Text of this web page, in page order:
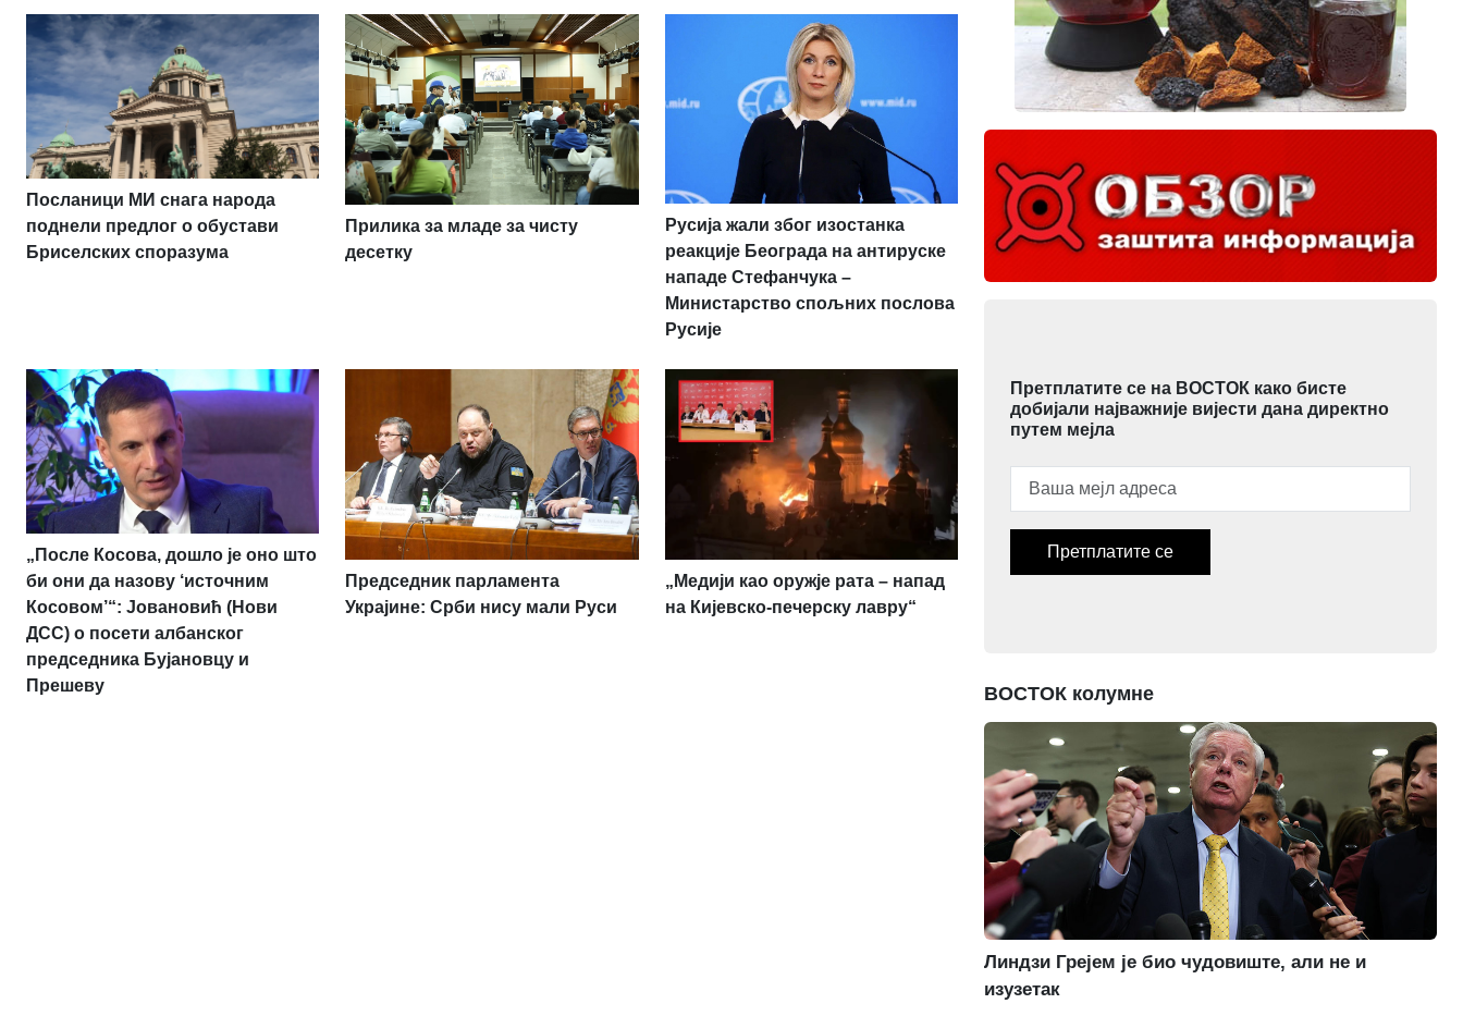
Посланици МИ снага народа
поднели предлог о обустави
Бриселских споразума
Прилика за младе за чисту
десетку
Русија жали због изостанка
реакције Београда на антируске
нападе Стефанчука –
Министарство спољних послова
Русије
„После Косова, дошло је оно што
би они да назову ‘источним
Косовом’“: Јовановић (Нови
ДСС) о посети албанског
председника Бујановцу и
Прешеву
Председник парламента
Украјине: Срби нису мали Руси
„Медији као оружје рата – напад
на Кијевско-печерску лавру“
Претплатите се на ВОСТОК како бисте
добијали најважније вијести дана директно
путем мејла
Претплатите се
ВОСТОК колумне
Линдзи Грејем је био чудовиште, али не и
изузетак